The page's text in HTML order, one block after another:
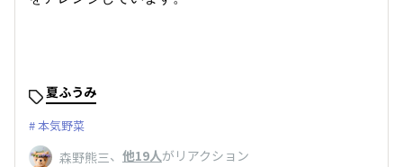
夏ふうみ
本気野菜
森野熊三、 他19人がリアクション